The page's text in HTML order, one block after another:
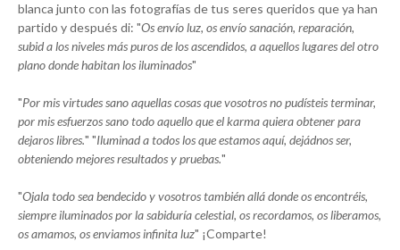
blanca junto con las fotografías de tus seres queridos que ya han
partido y después di: "Os envío luz, os envío sanación, reparación,
subid a los niveles más puros de los ascendidos, a aquellos lugares del otro
plano donde habitan los iluminados"
"Por mis virtudes sano aquellas cosas que vosotros no pudísteis terminar,
por mis esfuerzos sano todo aquello que el karma quiera obtener para
dejaros libres." "Iluminad a todos los que estamos aquí, dejádnos ser,
obteniendo mejores resultados y pruebas."
"Ojala todo sea bendecido y vosotros también allá donde os encontréis,
siempre iluminados por la sabiduría celestial, os recordamos, os liberamos,
os amamos, os enviamos infinita luz" ¡Comparte!